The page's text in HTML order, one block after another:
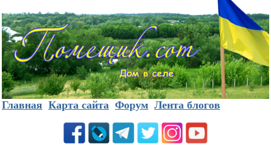
Главная Карта сайта Форум Лента блогов